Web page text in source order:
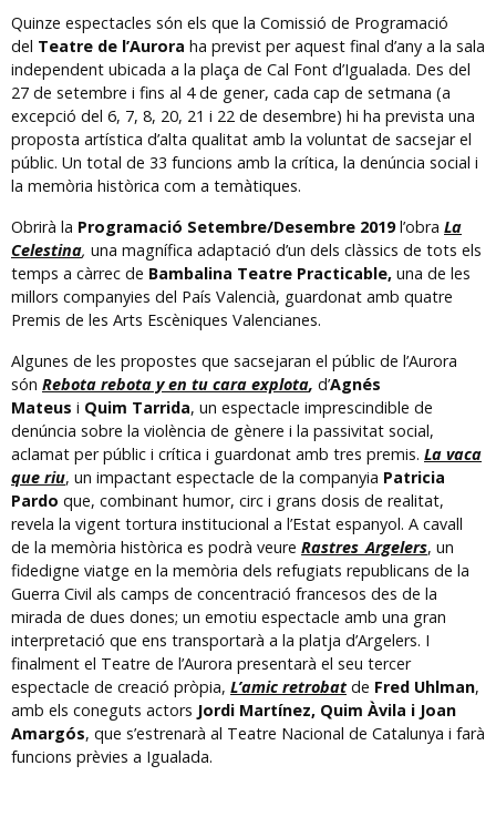
Quinze espectacles són els que la Comissió de Programació
del Teatre de l’Aurora ha previst per aquest final d’any a la sala
independent ubicada a la plaça de Cal Font d’Igualada. Des del
27 de setembre i fins al 4 de gener, cada cap de setmana (a
excepció del 6, 7, 8, 20, 21 i 22 de desembre) hi ha prevista una
proposta artística d’alta qualitat amb la voluntat de sacsejar el
públic. Un total de 33 funcions amb la crítica, la denúncia social i
la memòria històrica com a temàtiques.
Obrirà la Programació Setembre/Desembre 2019l’obra La
Celestina, una magnífica adaptació d’un dels clàssics de tots els
temps a càrrec de Bambalina Teatre Practicable, una de les
millors companyies del País Valencià, guardonat amb quatre
Premis de les Arts Escèniques Valencianes.
Algunes de les propostes que sacsejaran el públic de l’Aurora
són Rebota rebota y en tu cara explota, d’Agnés
Mateus i Quim Tarrida, un espectacle imprescindible de
denúncia sobre la violència de gènere i la passivitat social,
aclamat per públic i crítica i guardonat amb tres premis. La vaca
que riu, un impactant espectacle de la companyia Patricia
Pardo que, combinant humor, circ i grans dosis de realitat,
revela la vigent tortura institucional a l’Estat espanyol. A cavall
de la memòria històrica es podrà veure Rastres_Argelers, un
fidedigne viatge en la memòria dels refugiats republicans de la
Guerra Civil als camps de concentració francesos des de la
mirada de dues dones; un emotiu espectacle amb una gran
interpretació que ens transportarà a la platja d’Argelers. I
finalment el Teatre de l’Aurora presentarà el seu tercer
espectacle de creació pròpia, L’amic retrobat de Fred Uhlman,
amb els coneguts actors Jordi Martínez, Quim Àvila i Joan
Amargós, que s’estrenarà al Teatre Nacional de Catalunya i farà
funcions prèvies a Igualada.